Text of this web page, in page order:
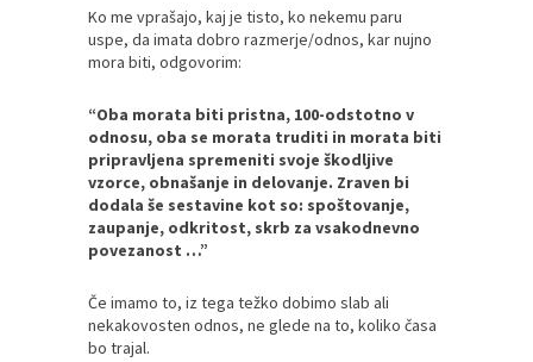
Ko me vprašajo, kaj je tisto, ko nekemu paru
uspe, da imata dobro razmerje/odnos, kar nujno
mora biti, odgovorim:
“Oba morata biti pristna, 100-odstotno v
odnosu, oba se morata truditi in morata biti
pripravljena spremeniti svoje škodljive
vzorce, obnašanje in delovanje. Zraven bi
dodala še sestavine kot so: spoštovanje,
zaupanje, odkritost, skrb za vsakodnevno
povezanost …”
Če imamo to, iz tega težko dobimo slab ali
nekakovosten odnos, ne glede na to, koliko časa
bo trajal.